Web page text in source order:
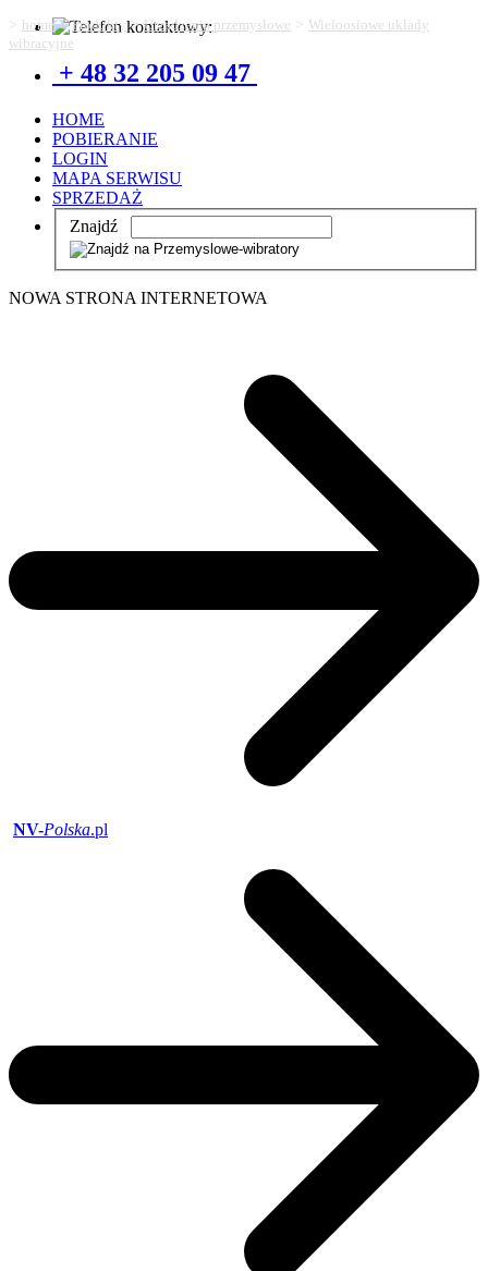
+ 48 32 205 09 47
HOME
POBIERANIE
LOGIN
MAPA SERWISU
SPRZEDAŻ
Znajdź
NOWA STRONA INTERNETOWA
NV-Polska.pl
> home>Produkty>Urządzenia przemysłowe > Wieloosiowe układy
wibracyjne